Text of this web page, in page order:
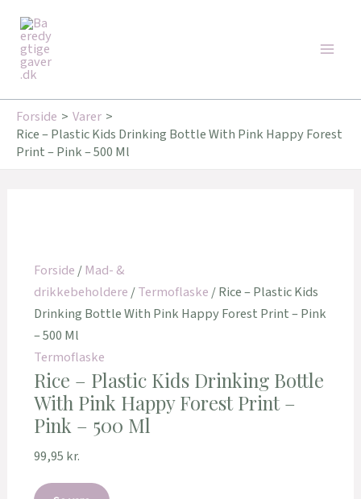
indholdet
Forside
Varer
Rice – Plastic Kids Drinking Bottle With Pink Happy Forest
Print – Pink – 500 Ml
Forside/Mad- &
drikkebeholdere/Termoflaske/ Rice – Plastic Kids
Drinking Bottle With Pink Happy Forest Print – Pink
– 500 Ml
Termoflaske
Rice – Plastic Kids Drinking Bottle
With Pink Happy Forest Print –
Pink – 500 Ml
99,95 kr.
Tilbud!
Tilbud!
179,00 kr..143,20 kr..
Tilbud!
Tilbud!
349,00 kr..346,00 kr..